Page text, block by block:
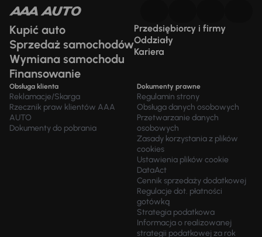
Kupić auto
Sprzedaż samochodów
Wymiana samochodu
Finansowanie
Przedsiębiorcy i firmy
Oddziały
Kariera
Obsługa klienta
Reklamacje/Skarga
Rzecznik praw klientów AAA
AUTO
Dokumenty do pobrania
Dokumenty prawne
Regulamin strony
Obsługa danych osobowych
Przetwarzanie danych
osobowych
Zasady korzystania z plików
cookies
Ustawienia plików cookie
DataAct
Cennik sprzedaży dodatkowej
Regulacje dot. płatności
gotówką
Strategia podatkowa
Informacja o realizowanej
strategii podatkowej za rok